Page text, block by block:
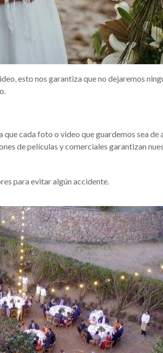
esto nos garantiza que no dejaremos
cada foto o video que guardemos sea de
de películas y comerciales garantizan
para evitar algún accidente.